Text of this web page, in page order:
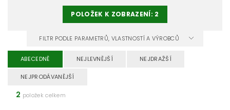
POLOŽEK K ZOBRAZENÍ: 2
FILTR PODLE PARAMETRŮ, VLASTNOSTÍ A VÝROBCŮ
ABECEDNĚ NEJLEVNĚJŠÍ NEJDRAŽŠÍ
NEJPRODÁVANĚJŠÍ
2 položek celkem